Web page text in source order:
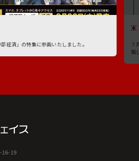
経済」の特集に参画いたしました。
７
稿
16-19